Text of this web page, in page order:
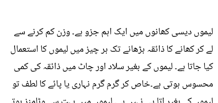
لیموں دیسی کھانوں میں ایک اہم جزو ہے۔ وزن کم کرنے سے
لے کر کھانے کا ذائقہ بڑھانے تک ہر چیز میں لیموں کا استعمال
کیا جاتا ہے۔ لیموں کے بغیر سلاد اور چاٹ میں ذائقہ کی کمی
محسوس ہوتی ہے۔خاص کر گرم گرم نہاری یا پائے کا لطف تو